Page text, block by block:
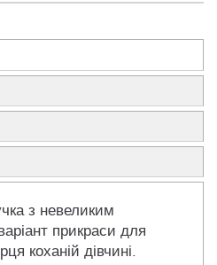
з невеликим
прикраси для
коханій дівчині.